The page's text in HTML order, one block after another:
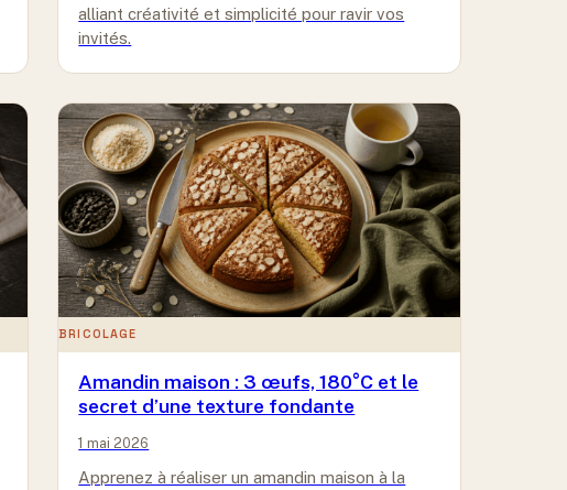
alliant créativité et simplicité pour ravir vos
invités.
BRICOLAGE
Amandin maison : 3 œufs, 180°C et le
secret d’une texture fondante
1 mai 2026
Apprenez à réaliser un amandin maison à la